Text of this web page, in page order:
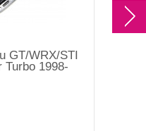
GT/WRX/STI
Turbo 1998-